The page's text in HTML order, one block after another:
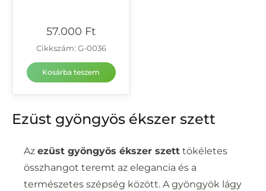
57.000 Ft
Cikkszám: G-0036
Kosárba teszem
Ezüst gyöngyös ékszer szett
Az ezüst gyöngyös ékszer szett tökéletes
összhangot teremt az elegancia és a
természetes szépség között. A gyöngyök lágy